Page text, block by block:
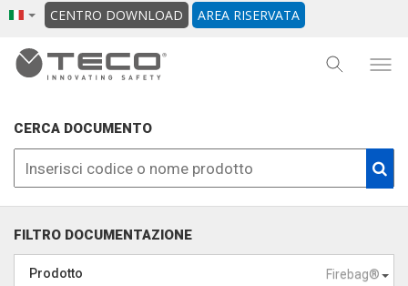
CENTRO DOWNLOAD AREA RISERVATA
CERCA DOCUMENTO
FILTRO DOCUMENTAZIONE
Firebag®
Prodotto